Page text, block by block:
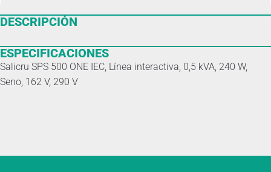
DESCRIPCIÓN
ESPECIFICACIONES
Salicru SPS 500 ONE IEC, Línea interactiva, 0,5 kVA, 240 W,
Seno, 162 V, 290 V